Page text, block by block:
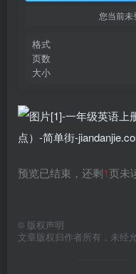
您当前未
格式
页数
大小
预览已结束，还剩1页未
© 版权声明
文章版权归作者所有，未经